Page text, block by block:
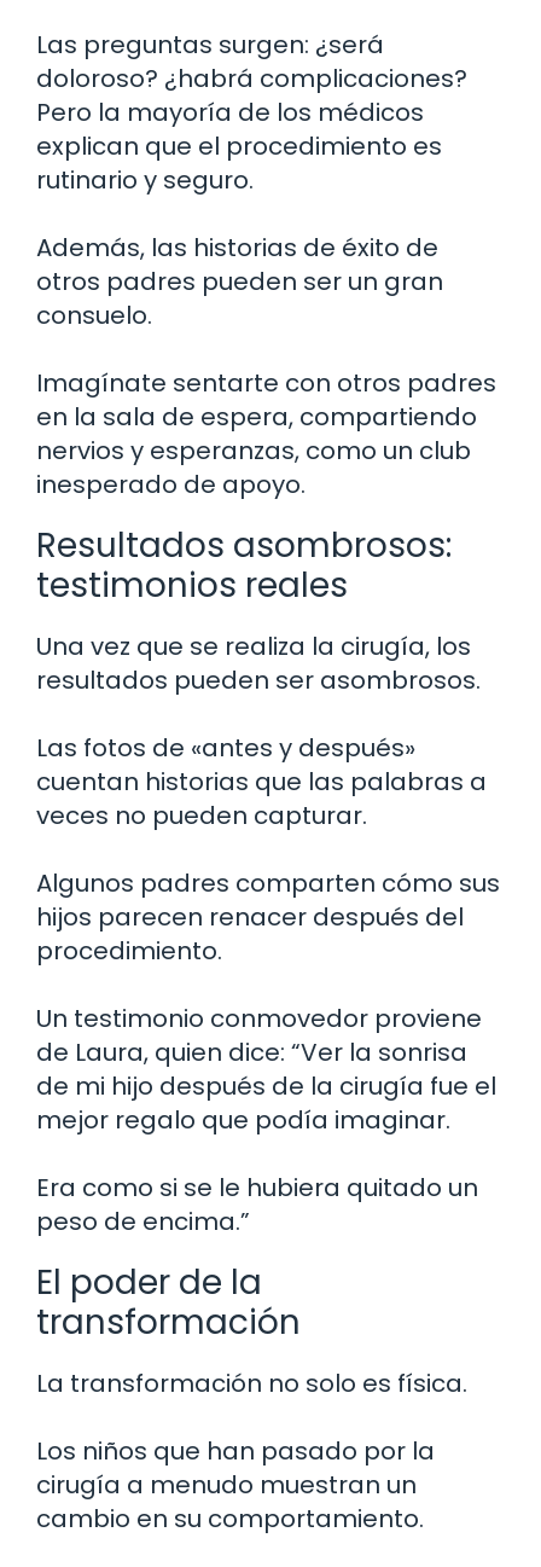
Las preguntas surgen: ¿será
doloroso? ¿habrá complicaciones?
Pero la mayoría de los médicos
explican que el procedimiento es
rutinario y seguro.
Además, las historias de éxito de
otros padres pueden ser un gran
consuelo.
Imagínate sentarte con otros padres
en la sala de espera, compartiendo
nervios y esperanzas, como un club
inesperado de apoyo.
Resultados asombrosos:
testimonios reales
Una vez que se realiza la cirugía, los
resultados pueden ser asombrosos.
Las fotos de «antes y después»
cuentan historias que las palabras a
veces no pueden capturar.
Algunos padres comparten cómo sus
hijos parecen renacer después del
procedimiento.
Un testimonio conmovedor proviene
de Laura, quien dice: “Ver la sonrisa
de mi hijo después de la cirugía fue el
mejor regalo que podía imaginar.
Era como si se le hubiera quitado un
peso de encima.”
El poder de la
transformación
La transformación no solo es física.
Los niños que han pasado por la
cirugía a menudo muestran un
cambio en su comportamiento.